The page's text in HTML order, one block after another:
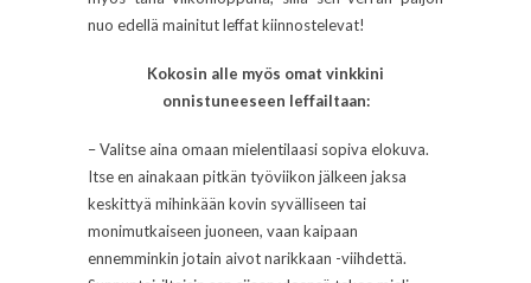
nuo edellä mainitut leffat kiinnostelevat!
Kokosin alle myös omat vinkkini
onnistuneeseen leffailtaan:
– Valitse aina omaan mielentilaasi sopiva elokuva.
Itse en ainakaan pitkän työviikon jälkeen jaksa
keskittyä mihinkään kovin syvälliseen tai
monimutkaiseen juoneen, vaan kaipaan
ennemminkin jotain aivot narikkaan -viihdettä.